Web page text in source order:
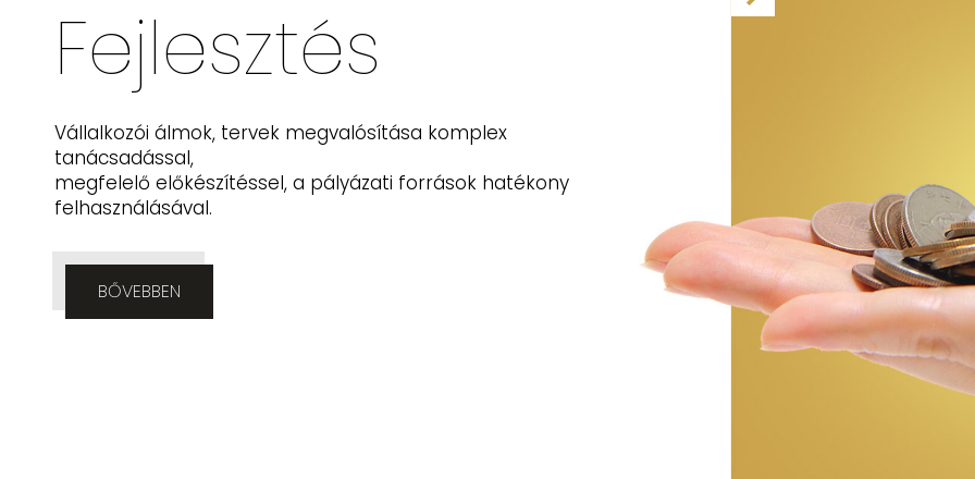
Fejlődés
Szakértő, hatékony projektmenedzsmenttel, kiegészítő
szolgáltatásokkal
megvalósuló, hosszútávon fenntartható projektek.
BŐVEBBEN